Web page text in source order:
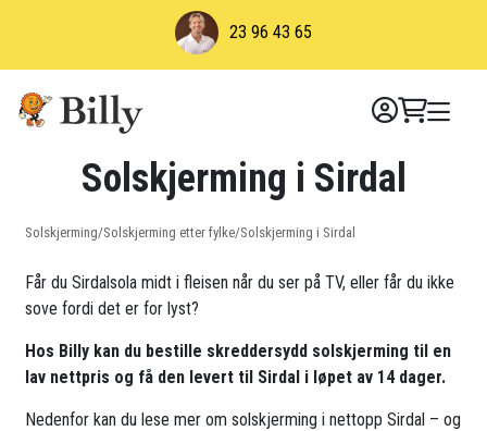
23 96 43 65
Solskjerming i Sirdal
Solskjerming/Solskjerming etter fylke/Solskjerming i Sirdal
Får du Sirdalsola midt i fleisen når du ser på TV, eller får du ikke
sove fordi det er for lyst?
Hos Billy kan du bestille skreddersydd solskjerming til en
lav nettpris og få den levert til Sirdal i løpet av 14 dager.
Nedenfor kan du lese mer om solskjerming i nettopp Sirdal – og